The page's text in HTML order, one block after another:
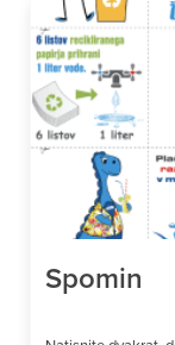
Spomin